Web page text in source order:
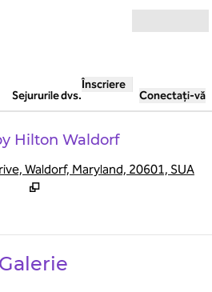
Sejururile dvs.
Înscriere
Conectați-vă
Hilton Waldorf
Waldorf, Maryland, 20601, SUA
Galerie